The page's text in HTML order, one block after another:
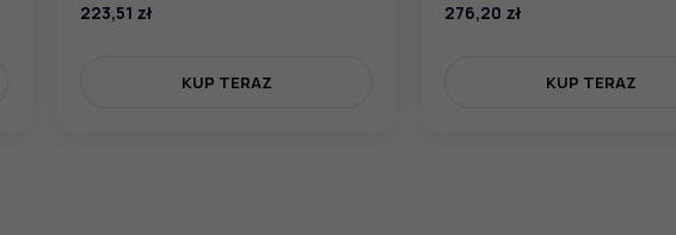
223,51 zł
KUP TERAZ
276,20 zł
KUP TERAZ